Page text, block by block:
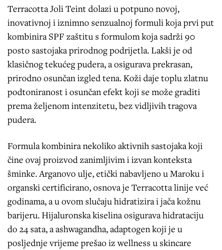
Terracotta Joli Teint dolazi u potpuno novoj,
inovativnoj i iznimno senzualnoj formuli koja prvi put
kombinira SPF zaštitu s formulom koja sadrži 90
posto sastojaka prirodnog podrijetla. Lakši je od
klasičnog tekućeg pudera, a osigurava prekrasan,
prirodno osunčan izgled tena. Koži daje toplu zlatnu
podtoniranost i osunčan efekt koji se može graditi
prema željenom intenzitetu, bez vidljivih tragova
pudera.
Formula kombinira nekoliko aktivnih sastojaka koji
čine ovaj proizvod zanimljivim i izvan konteksta
šminke. Arganovo ulje, etički nabavljeno u Maroku i
organski certificirano, osnova je Terracotta linije već
godinama, a u ovom slučaju hidratizira i jača kožnu
barijeru. Hijaluronska kiselina osigurava hidrataciju
do 24 sata, a ashwagandha, adaptogen koji je u
posljednje vrijeme prešao iz wellness u skincare